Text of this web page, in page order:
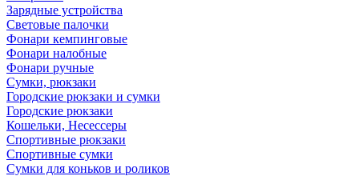
Зарядные устройства
Световые палочки
Фонари кемпинговые
Фонари налобные
Фонари ручные
Сумки, рюкзаки
Городские рюкзаки и сумки
Городские рюкзаки
Кошельки, Несессеры
Спортивные рюкзаки
Спортивные сумки
Сумки для коньков и роликов